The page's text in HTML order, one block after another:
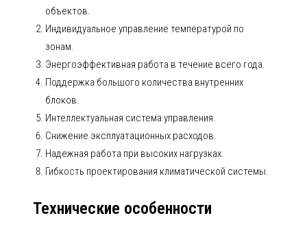
объектов.
Индивидуальное управление температурой по
зонам.
Энергоэффективная работа в течение всего года.
Поддержка большого количества внутренних
блоков.
Интеллектуальная система управления.
Снижение эксплуатационных расходов.
Надежная работа при высоких нагрузках.
Гибкость проектирования климатической системы.
Технические особенности